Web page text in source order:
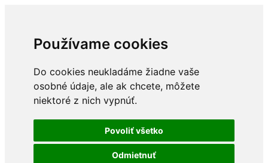
Používame cookies
Do cookies neukladáme žiadne vaše
osobné údaje, ale ak chcete, môžete
niektoré z nich vypnúť.
Povoliť všetko
Odmietnuť